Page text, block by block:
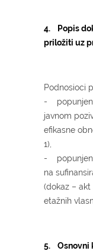
4. Popis
priložiti uz
Podnosioci
- popunjen
javnom
efikasne
1),
- popunjen
na
(dokaz –
etažnih
5. Osnovni